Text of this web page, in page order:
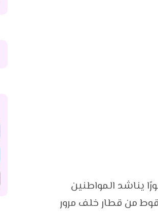
يناشد المواطنين
من قطار خلف مرور